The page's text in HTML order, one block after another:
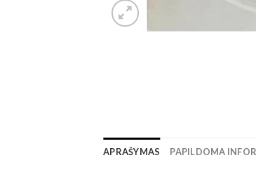
APRAŠYMAS PAPILDOMA